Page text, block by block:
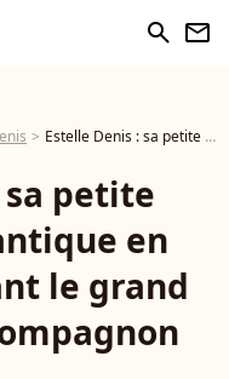
search newsletter
Estelle Denis : sa petite escapade romantique en bord de mer avant le grand départ de son compagnon
sa petite
en
le grand